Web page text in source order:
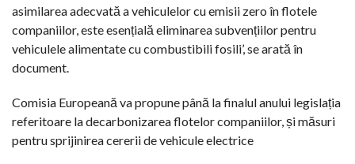
asimilarea adecvată a vehiculelor cu emisii zero în flotele
companiilor, este esențială eliminarea subvențiilor pentru
vehiculele alimentate cu combustibili fosili’, se arată în
document.
Comisia Europeană va propune până la finalul anului legislația
referitoare la decarbonizarea flotelor companiilor, și măsuri
pentru sprijinirea cererii de vehicule electrice